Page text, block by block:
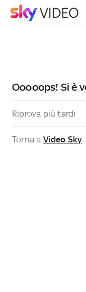
Ooooops! Si è
Riprova più tardi
Torna a Video Sky